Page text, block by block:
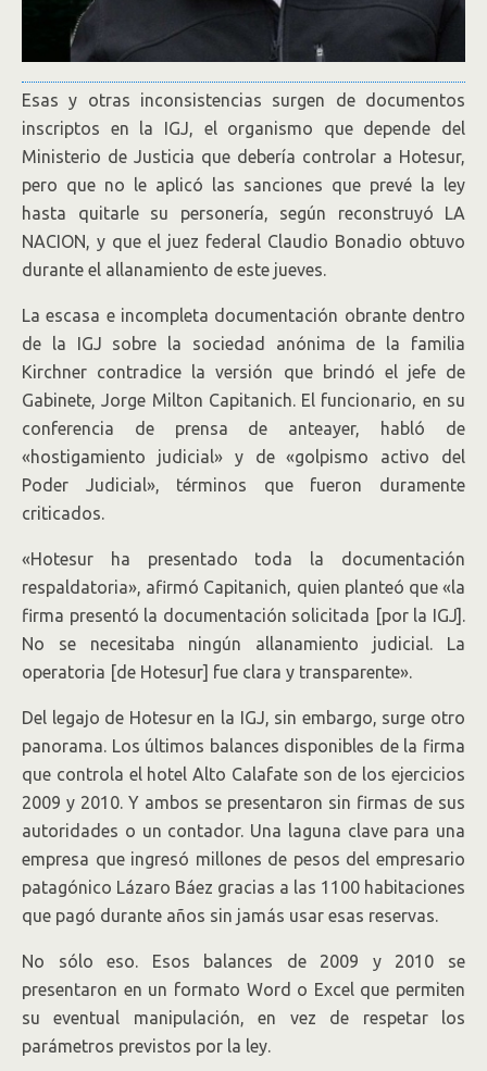
Esas y otras inconsistencias surgen de documentos
inscriptos en la IGJ, el organismo que depende del
Ministerio de Justicia que debería controlar a Hotesur,
pero que no le aplicó las sanciones que prevé la ley
hasta quitarle su personería, según reconstruyó LA
NACION, y que el juez federal Claudio Bonadio obtuvo
durante el allanamiento de este jueves.
La escasa e incompleta documentación obrante dentro
de la IGJ sobre la sociedad anónima de la familia
Kirchner contradice la versión que brindó el jefe de
Gabinete, Jorge Milton Capitanich. El funcionario, en su
conferencia de prensa de anteayer, habló de
«hostigamiento judicial» y de «golpismo activo del
Poder Judicial», términos que fueron duramente
criticados.
«Hotesur ha presentado toda la documentación
respaldatoria», afirmó Capitanich, quien planteó que «la
firma presentó la documentación solicitada [por la IGJ].
No se necesitaba ningún allanamiento judicial. La
operatoria [de Hotesur] fue clara y transparente».
Del legajo de Hotesur en la IGJ, sin embargo, surge otro
panorama. Los últimos balances disponibles de la firma
que controla el hotel Alto Calafate son de los ejercicios
2009 y 2010. Y ambos se presentaron sin firmas de sus
autoridades o un contador. Una laguna clave para una
empresa que ingresó millones de pesos del empresario
patagónico Lázaro Báez gracias a las 1100 habitaciones
que pagó durante años sin jamás usar esas reservas.
No sólo eso. Esos balances de 2009 y 2010 se
presentaron en un formato Word o Excel que permiten
su eventual manipulación, en vez de respetar los
parámetros previstos por la ley.